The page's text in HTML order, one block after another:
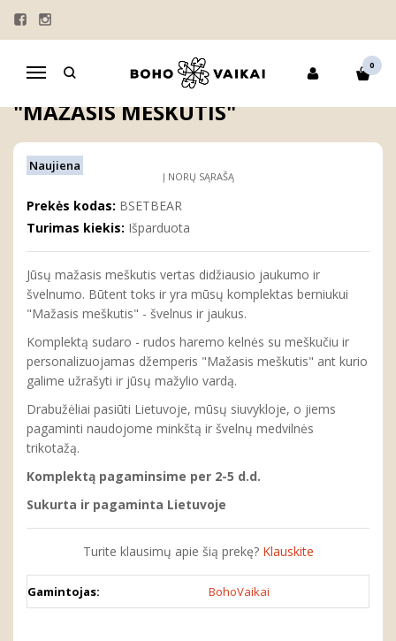
Navigacija
0
Pagrindinis
Komplektas berniukui "Mažasis meškutis"
KOMPLEKTAS BERNIUKUI
"MAŽASIS MEŠKUTIS"
Naujiena
Į NORŲ SĄRAŠĄ
Prekės kodas: BSETBEAR
Turimas kiekis: Išparduota
Jūsų mažasis meškutis vertas didžiausio jaukumo ir
švelnumo. Būtent toks ir yra mūsų komplektas berniukui
"Mažasis meškutis" - švelnus ir jaukus.
Komplektą sudaro - rudos haremo kelnės su meškučiu ir
personalizuojamas džemperis "Mažasis meškutis" ant kurio
galime užrašyti ir jūsų mažylio vardą.
Drabužėliai pasiūti Lietuvoje, mūsų siuvykloje, o jiems
pagaminti naudojome minkštą ir švelnų medvilnės
trikotažą.
Komplektą pagaminsime per 2-5 d.d.
Sukurta ir pagaminta Lietuvoje
Turite klausimų apie šią prekę? Klauskite
Gamintojas: BohoVaikai